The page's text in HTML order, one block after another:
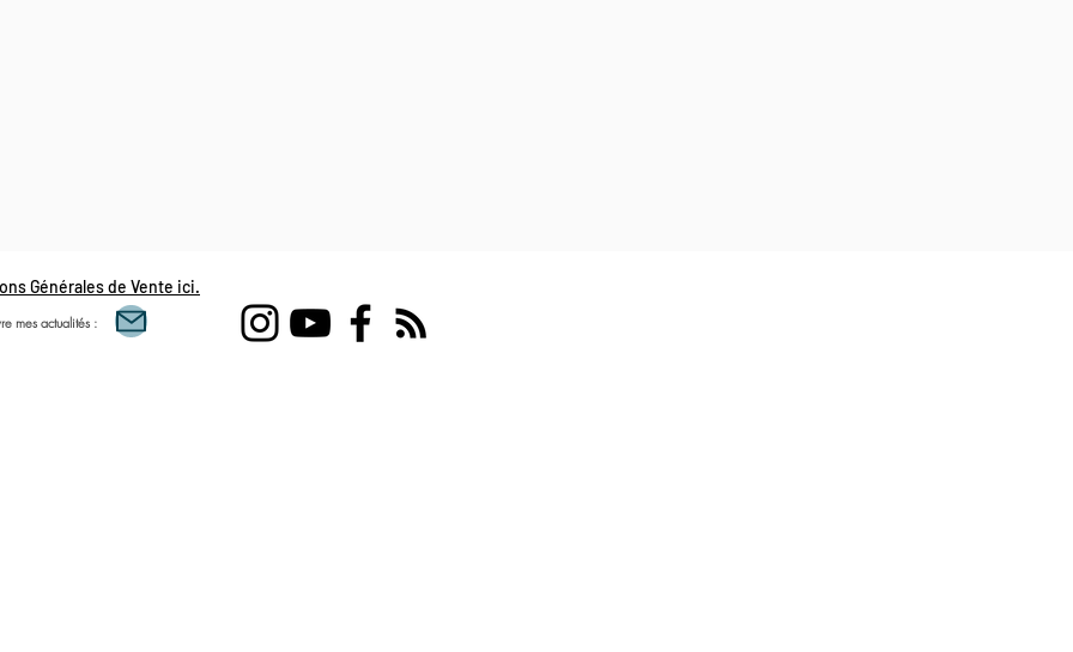
Générales de Vente ici.
mes actualités :